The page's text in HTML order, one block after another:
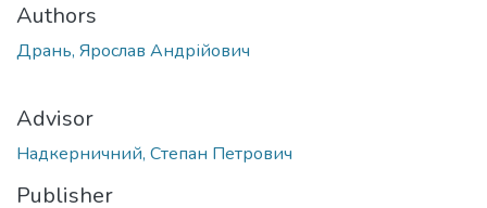
Authors
Дрань, Ярослав Андрійович
Advisor
Надкерничний, Степан Петрович
Publisher